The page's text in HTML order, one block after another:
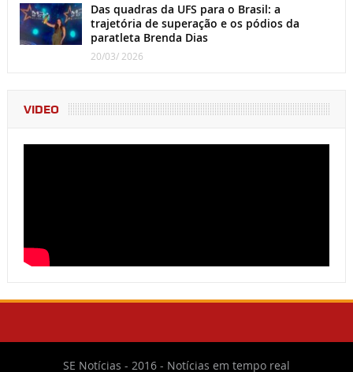
Das quadras da UFS para o Brasil: a
trajetória de superação e os pódios da
paratleta Brenda Dias
20/03/ 2026
VIDEO
SE Notícias - 2016 - Notícias em tempo real